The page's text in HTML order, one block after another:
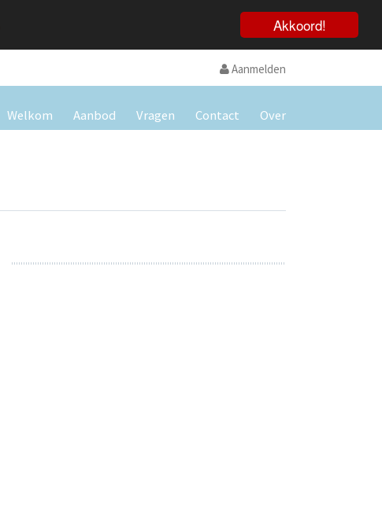
Akkoord!
Aanmelden
Welkom Aanbod Vragen Contact Over